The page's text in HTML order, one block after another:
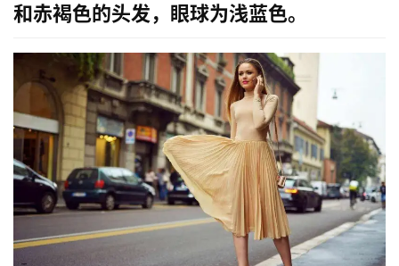
和赤褐色的头发，眼球为浅蓝色。